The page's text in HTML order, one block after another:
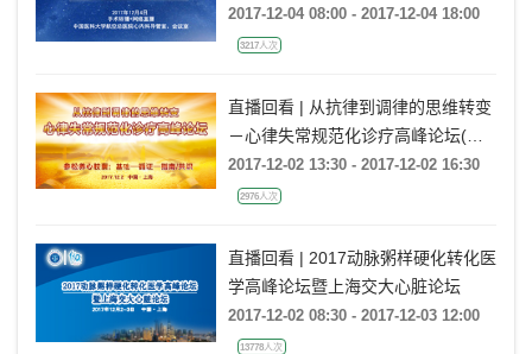
2017-12-04 08:00 - 2017-12-04 18:00
3217人次
直播回看 | 从抗律到调律的思维转变
－心律失常规范化诊疗高峰论坛(上
海站)
2017-12-02 13:30 - 2017-12-02 16:30
2976人次
直播回看 | 2017动脉粥样硬化转化医
学高峰论坛暨上海交大心脏论坛
2017-12-02 08:30 - 2017-12-03 12:00
13778人次